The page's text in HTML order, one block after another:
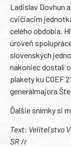
Ladislav Dovhun
cvičiacim
celého obdobia.
úroveň
slovenských
nakoniec dostali
plakety ku COEF
generálmajora
Ďalšie snímky si
Text: Veliteľstvo
SR /r